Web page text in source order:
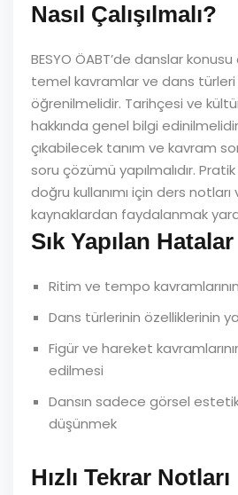
Nasıl Çalışılmalı?
BESYO ÖABT’de danslar konusu
temel kavramlar ve dans
öğrenilmelidir. Tarihçesi ve
hakkında genel bilgi
çıkabilecek tanım ve kavram
soru çözümü yapılmalıdır.
doğru kullanımı için ders
kaynaklardan faydalanmak
Sık Yapılan Hatalar
Ritim ve tempo kavramlarının
Dans türlerinin özelliklerinin
Figür ve hareket
edilmesi
Dansın sadece görsel
düşünmek
Hızlı Tekrar Notları